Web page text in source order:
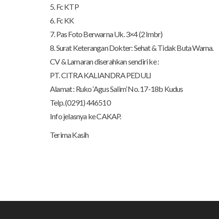
5. Fc KTP
6. Fc KK
7. Pas Foto Berwarna Uk. 3×4 (2 lmbr)
8. Surat Keterangan Dokter: Sehat & Tidak Buta Warna.
CV & Lamaran diserahkan sendiri ke :
PT. CITRA KALIANDRA PEDULI
Alamat : Ruko ‘Agus Salim’ No. 17-18b Kudus
Telp. (0291) 446510
Info jelasnya ke CAKAP.
Terima Kasih